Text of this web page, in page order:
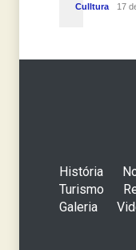
Culltura 17
História
Turismo
Galeria